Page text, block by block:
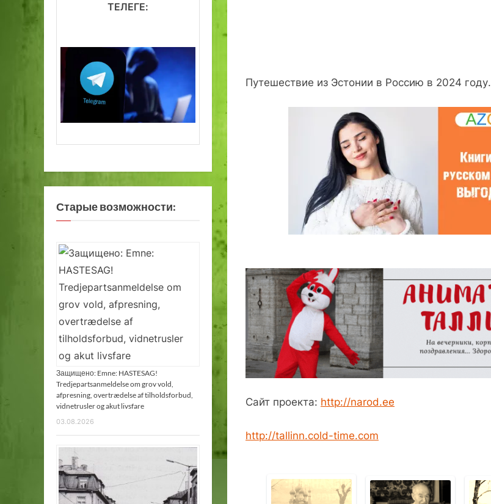
Путешествие из Эстонии в Россию в 2024 году.
Сайт проекта: http://narod.ee
http://tallinn.cold-time.com
ТЕЛЕГЕ:
Старые возможности:
Защищено: Emne: HASTESAG!
Tredjepartsanmeldelse om grov vold,
afpresning, overtrædelse af tilholdsforbud,
vidnetrusler og akut livsfare
03.08.2026